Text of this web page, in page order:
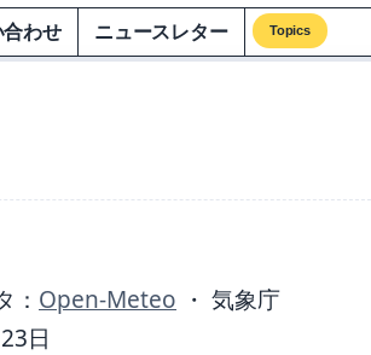
合わせ ニュースレター Topics
： Open-Meteo ・ 気象庁
日